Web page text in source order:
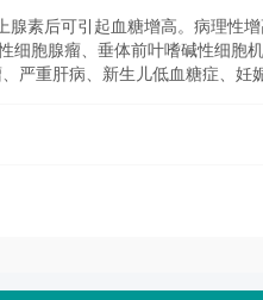
素后可引起血糖增高。病理性
胞腺瘤、垂体前叶嗜碱性细胞
重肝病、新生儿低血糖症、妊